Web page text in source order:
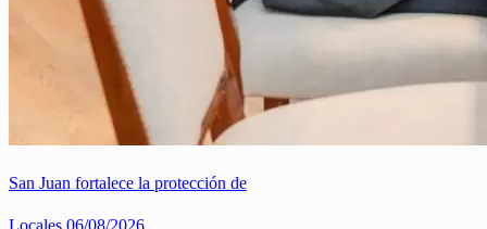
San Juan fortalece la protección de
Locales 06/08/2026